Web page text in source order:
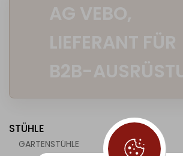
STÜHLE
GARTENSTÜHLE